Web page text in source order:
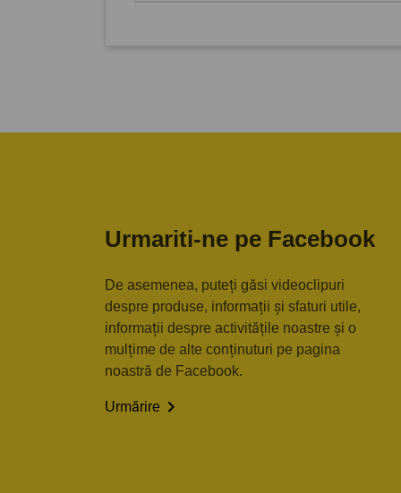
Urmariti-ne pe Facebook
De asemenea, puteți găsi videoclipuri
despre produse, informații și sfaturi utile,
informații despre activitățile noastre și o
mulțime de alte conținuturi pe pagina
noastră de Facebook.
Urmărire 